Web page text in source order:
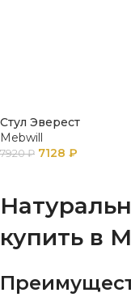
Стул Эверест
Mebwill
7920₽ 7128 ₽
купить в